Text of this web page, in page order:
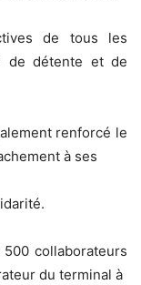
de tous les
de détente et de
renforcé le
à ses
collaborateurs
du terminal à